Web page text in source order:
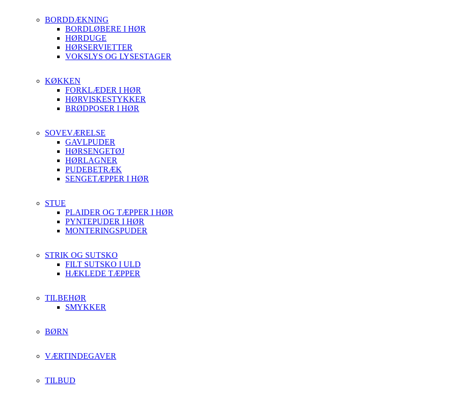
BORDDÆKNING
BORDLØBERE I HØR
HØRDUGE
HØRSERVIETTER
VOKSLYS OG LYSESTAGER
KØKKEN
FORKLÆDER I HØR
HØRVISKESTYKKER
BRØDPOSER I HØR
SOVEVÆRELSE
GAVLPUDER
HØRSENGETØJ
HØRLAGNER
PUDEBETRÆK
SENGETÆPPER I HØR
STUE
PLAIDER OG TÆPPER I HØR
PYNTEPUDER I HØR
MONTERINGSPUDER
STRIK OG SUTSKO
FILT SUTSKO I ULD
HÆKLEDE TÆPPER
TILBEHØR
SMYKKER
BØRN
VÆRTINDEGAVER
TILBUD